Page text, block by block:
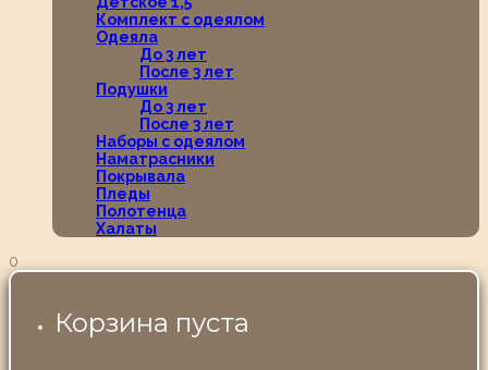
Комплект с одеялом
Одеяла
До 3 лет
После 3 лет
Подушки
До 3 лет
После 3 лет
Наборы с одеялом
Наматрасники
Покрывала
Пледы
Полотенца
Халаты
0
Корзина пуста